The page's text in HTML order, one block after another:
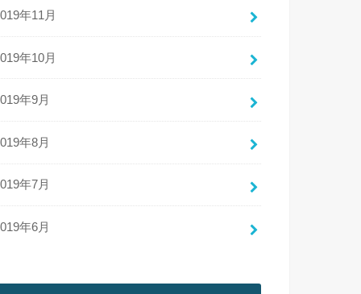
年11月
年10月
年9月
年8月
年7月
年6月